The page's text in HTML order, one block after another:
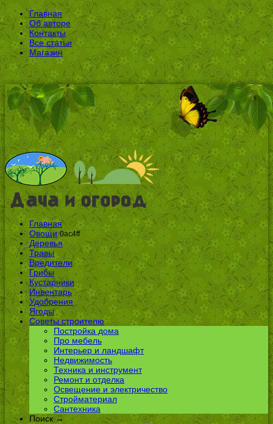
Главная
Об авторе
Контакты
Все статьи
Магазин
Главная
Овощи 0ac4ff
Деревья
Травы
Вредители
Грибы
Кустарники
Инвентарь
Удобрения
Ягоды
Советы строителю
Постройка дома
Про мебель
Интерьер и ландшафт
Недвижимость
Техника и инструмент
Ремонт и отделка
Освещение и электричество
Стройматериал
Сантехника
Поиск →